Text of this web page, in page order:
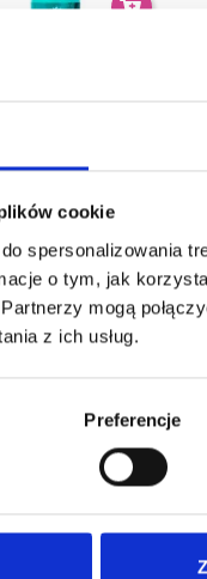
cookie
spersonalizowania
o tym, jak
mogą
z ich usług.
Preferencje
PREMIUM
Odżywka
139,00 zł